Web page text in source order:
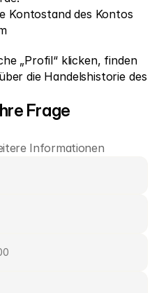
Kontostand des Kontos
„Profil“ klicken, finden
die Handelshistorie des
Frage
Informationen